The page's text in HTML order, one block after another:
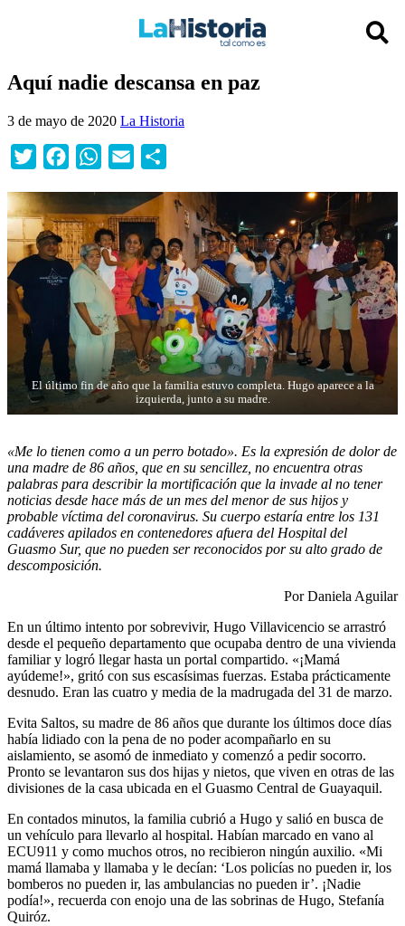
Aquí nadie descansa en paz
3 de mayo de 2020 La Historia
Twitter FacebookWhatsApp
Email
El último fin de año que la familia estuvo completa. Hugo aparece a la
izquierda, junto a su madre.
«Me lo tienen como a un perro botado». Es la expresión de dolor de
una madre de 86 años, que en su sencillez, no encuentra otras
palabras para describir la mortificación que la invade al no tener
noticias desde hace más de un mes del menor de sus hijos y
probable víctima del coronavirus. Su cuerpo estaría entre los 131
cadáveres apilados en contenedores afuera del Hospital del
Guasmo Sur, que no pueden ser reconocidos por su alto grado de
descomposición.
Por Daniela Aguilar
En un último intento por sobrevivir, Hugo Villavicencio se arrastró
desde el pequeño departamento que ocupaba dentro de una vivienda
familiar y logró llegar hasta un portal compartido. «¡Mamá
ayúdeme!», gritó con sus escasísimas fuerzas. Estaba prácticamente
desnudo. Eran las cuatro y media de la madrugada del 31 de marzo.
Evita Saltos, su madre de 86 años que durante los últimos doce días
había lidiado con la pena de no poder acompañarlo en su
aislamiento, se asomó de inmediato y comenzó a pedir socorro.
Pronto se levantaron sus dos hijas y nietos, que viven en otras de las
divisiones de la casa ubicada en el Guasmo Central de Guayaquil.
En contados minutos, la familia cubrió a Hugo y salió en busca de
un vehículo para llevarlo al hospital. Habían marcado en vano al
ECU911 y como muchos otros, no recibieron ningún auxilio. «Mi
mamá llamaba y llamaba y le decían: ‘Los policías no pueden ir, los
bomberos no pueden ir, las ambulancias no pueden ir’. ¡Nadie
podía!», recuerda con enojo una de las sobrinas de Hugo, Stefanía
Quiróz.